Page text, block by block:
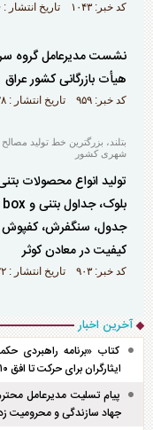
کد خبر: ۱۰۴۳ تاریخ انتشار : ۱۳۹۸/۰۱/۲۶
نشست مديرعامل گروه
هيأت بازرگانی کشور عراق
کد خبر: ۹۵۹ تاریخ انتشار : ۱۳۹۷/۰۹/۲۸
بتلند، بزرگترین خط تولید
شهری کشور
تولید انواع محصولات
جدول، سنگفرش، کفپوش
کیفیت در معادن کوثر
کد خبر: ۹۰۳ تاریخ انتشار : ۱۳۹۷/۰۸/۲۲
آخرین اخبار
کتاب «برنامه راهبردی
ایثارگران برای حرکت تا افق ۱۴۱۰، رونمایی شد.
پیام تسلیت مدیرعامل
جهاد سازندگی و محرومیت